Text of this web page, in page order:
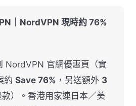
｜NordVPN 現時約 76%
NordVPN 官網優惠頁（實
約Save 76% ，另送額外 3
款）。香港用家連日本／美